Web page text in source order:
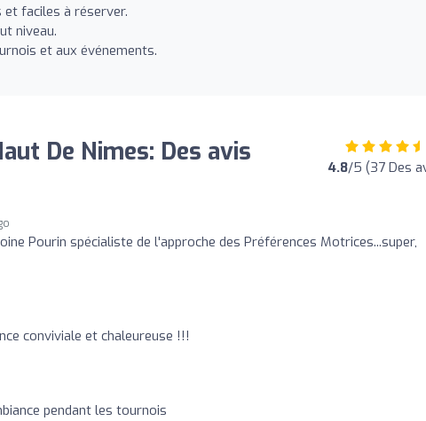
faciles à réserver.
niveau.
et aux événements.
De Nimes: Des avis 4.8/5 (37 Des
Pourin spécialiste de l'approche des Préférences Motrices...super,
conviviale et chaleureuse !!!
pendant les tournois